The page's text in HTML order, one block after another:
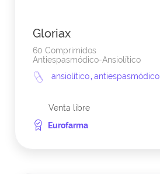
Gloriax
60 Comprimidos
Antiespasmódico-Ansiolítico
ansiolítico,antiespasmódico
Venta libre
Eurofarma